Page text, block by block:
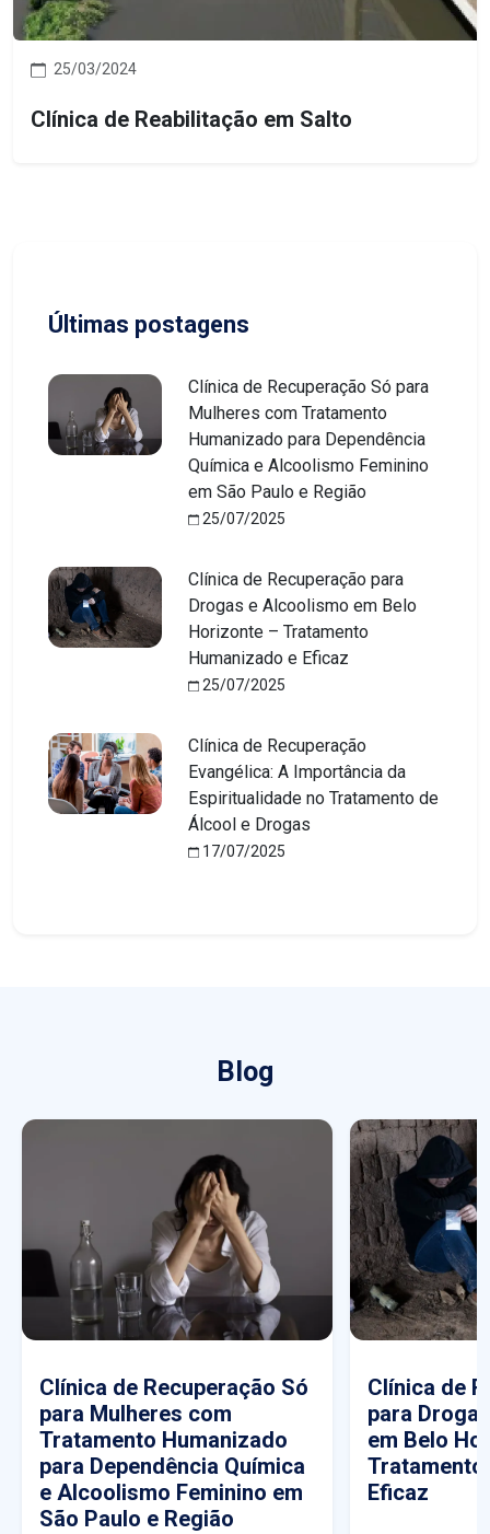
25/03/2024
Clínica de Reabilitação em Salto
Últimas postagens
Clínica de Recuperação Só para
Mulheres com Tratamento
Humanizado para Dependência
Química e Alcoolismo Feminino
em São Paulo e Região
25/07/2025
Clínica de Recuperação para
Drogas e Alcoolismo em Belo
Horizonte – Tratamento
Humanizado e Eficaz
25/07/2025
Clínica de Recuperação
Evangélica: A Importância da
Espiritualidade no Tratamento de
Álcool e Drogas
17/07/2025
Blog
Clínica de Recuperação Só
para Mulheres com
Tratamento Humanizado
para Dependência Química
e Alcoolismo Feminino em
São Paulo e Região
Clínica de
para
em Belo
Tratamento
Eficaz